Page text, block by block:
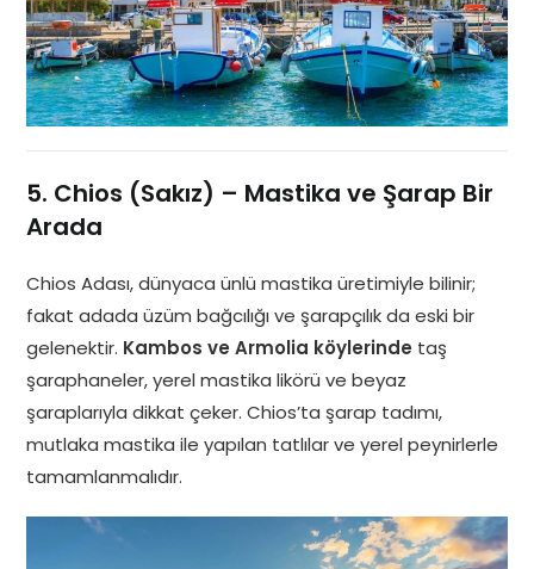
5. Chios (Sakız) – Mastika ve Şarap Bir
Arada
Chios Adası, dünyaca ünlü mastika üretimiyle bilinir;
fakat adada üzüm bağcılığı ve şarapçılık da eski bir
gelenektir. Kambos ve Armolia köylerinde taş
şaraphaneler, yerel mastika likörü ve beyaz
şaraplarıyla dikkat çeker. Chios’ta şarap tadımı,
mutlaka mastika ile yapılan tatlılar ve yerel peynirlerle
tamamlanmalıdır.